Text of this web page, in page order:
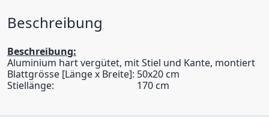
Beschreibung
Beschreibung:
Aluminium hart vergütet, mit Stiel und Kante, montiert
Blattgrösse [Länge x Breite]: 50x20 cm
Stiellänge:
170 cm